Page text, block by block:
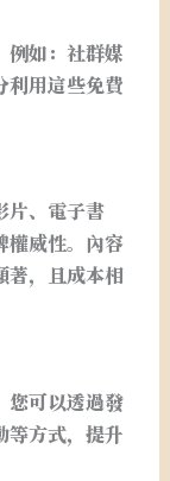
例如：社群媒
利用這些免費
片、電子書
權威性。內容
著，且成本相
您可以透過發
等方式，提升